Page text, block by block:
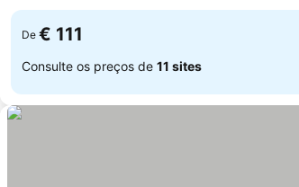
De € 111
Consulte os preços de 11 sites